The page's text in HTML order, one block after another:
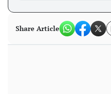
Share Article